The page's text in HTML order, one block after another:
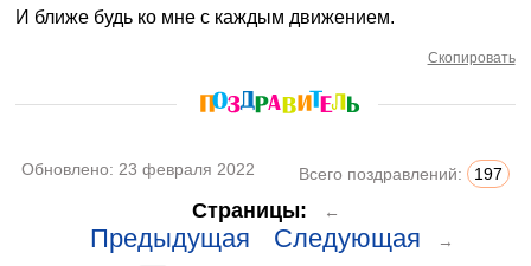
И ближе будь ко мне с каждым движением.
Скопировать
Обновлено: 23 февраля 2022 Всего поздравлений: 197
Страницы: ←
Предыдущая Следующая →